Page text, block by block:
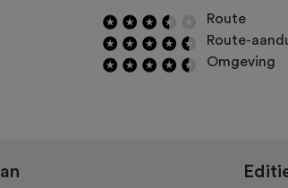
Route
Route-
Omgeving